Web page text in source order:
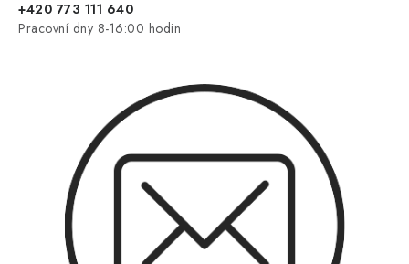
+420 773 111 640
Pracovní dny 8-16:00 hodin